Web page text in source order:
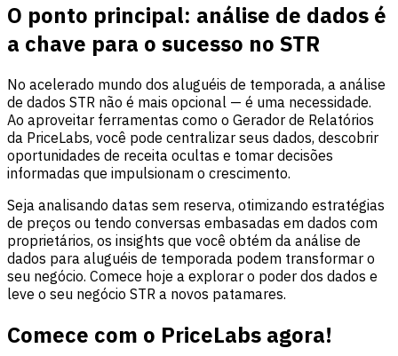
O ponto principal: análise de dados é
a chave para o sucesso no STR
No acelerado mundo dos aluguéis de temporada, a análise
de dados STR não é mais opcional — é uma necessidade.
Ao aproveitar ferramentas como o Gerador de Relatórios
da PriceLabs, você pode centralizar seus dados, descobrir
oportunidades de receita ocultas e tomar decisões
informadas que impulsionam o crescimento.
Seja analisando datas sem reserva, otimizando estratégias
de preços ou tendo conversas embasadas em dados com
proprietários, os insights que você obtém da análise de
dados para aluguéis de temporada podem transformar o
seu negócio. Comece hoje a explorar o poder dos dados e
leve o seu negócio STR a novos patamares.
Comece com o PriceLabs agora!